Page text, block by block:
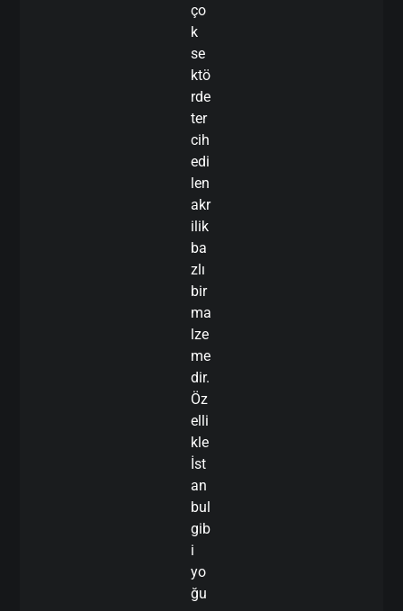
ço
k
se
ktö
rde
ter
cih
edi
len
akr
ilik
ba
zlı
bir
ma
lze
me
dir.
Öz
elli
kle
İst
an
bul
gib
i
yo
ğu